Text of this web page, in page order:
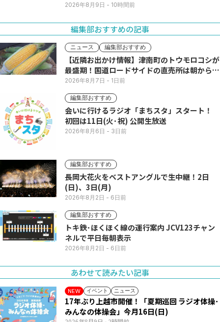
2026年8月9日 - 10時間前
編集部おすすめの記事
ニュース 編集部おすすめ
【近隣お出かけ情報】津南町のトウモロコシが
最盛期！国道ロードサイドの直売所は朝から長
い列
2026年8月7日 - 1日前
編集部おすすめ
会いに行けるラジオ「まちスタ」スタート！
初回は11日(火･祝) 公開生放送
2026年8月6日 - 3日前
編集部おすすめ
長岡大花火をベストアングルで生中継！2日
(日)、3日(月)
2026年8月2日 - 6日前
編集部おすすめ
トキ鉄･ほくほく線の運行案内 JCV123チャン
ネルで平日毎朝表示
2026年8月2日 - 6日前
あわせて読みたい記事
NEW イベント ニュース
17年ぶり上越市開催！「夏期巡回 ラジオ体操･
みんなの体操会」今月16日(日)